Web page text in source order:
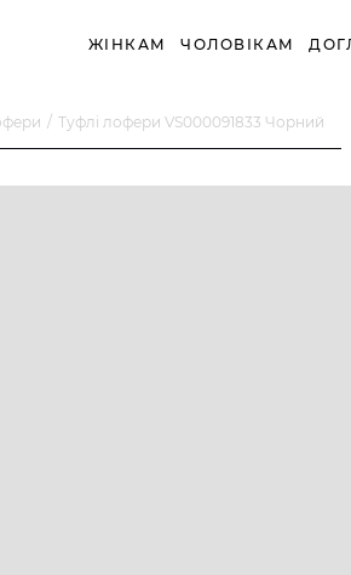
ЖІНКАМ ЧОЛОВІКАМ
Туфлі лофери VS000091833 Чорний